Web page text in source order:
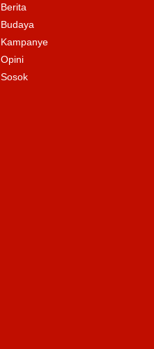
Berita
Budaya
Kampanye
Opini
Sosok